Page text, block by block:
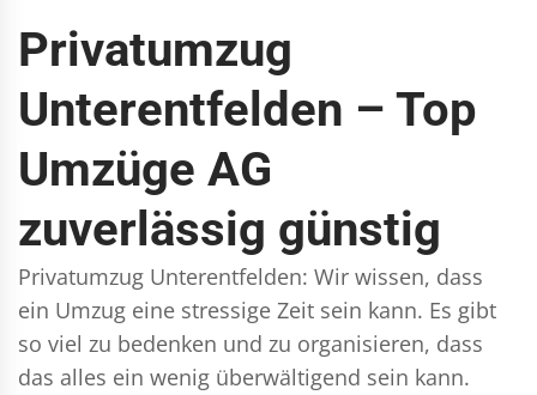
Privatumzug
Unterentfelden – Top
Umzüge AG
zuverlässig günstig
Privatumzug Unterentfelden: Wir wissen, dass
ein Umzug eine stressige Zeit sein kann. Es gibt
so viel zu bedenken und zu organisieren, dass
das alles ein wenig überwältigend sein kann.